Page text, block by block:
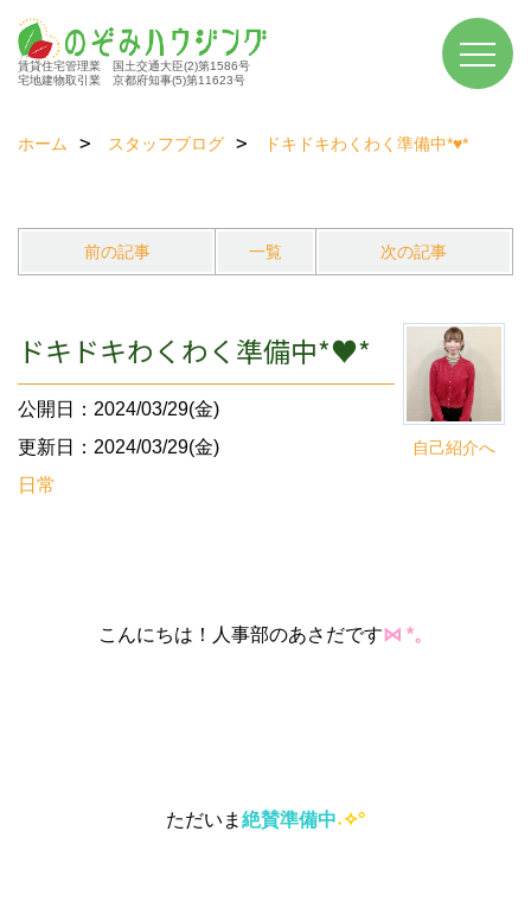
賃貸住宅管理業 国土交通大臣(2)第1586号
宅地建物取引業 京都府知事(5)第11623号
ホーム スタッフブログ ドキドキわくわく準備中*♥*
前の記事 一覧 次の記事
自己紹介へ
ドキドキわくわく準備中*♥*
公開日：2024/03/29(金)
更新日：2024/03/29(金)
日常
こんにちは！人事部のあさだです⋈ *。
ただいま 絶賛準備中˖✧°